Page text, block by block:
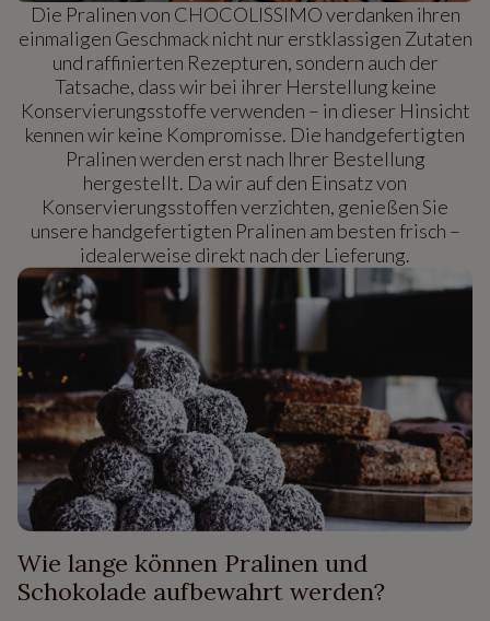
Die Pralinen von CHOCOLISSIMO verdanken ihren
einmaligen Geschmack nicht nur erstklassigen Zutaten
und raffinierten Rezepturen, sondern auch der
Tatsache, dass wir bei ihrer Herstellung keine
Konservierungsstoffe verwenden – in dieser Hinsicht
kennen wir keine Kompromisse. Die handgefertigten
Pralinen werden erst nach Ihrer Bestellung
hergestellt. Da wir auf den Einsatz von
Konservierungsstoffen verzichten, genießen Sie
unsere handgefertigten Pralinen am besten frisch –
idealerweise direkt nach der Lieferung.
Wie lange können Pralinen und
Schokolade aufbewahrt werden?